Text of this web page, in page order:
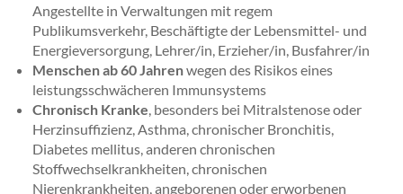
Angestellte in Verwaltungen mit regem
Publikumsverkehr, Beschäftigte der Lebensmittel- und
Energieversorgung, Lehrer/in, Erzieher/in, Busfahrer/in
Menschen ab 60 Jahrenwegen des Risikos eines
leistungsschwächeren Immunsystems
Chronisch Kranke, besonders bei Mitralstenose oder
Herzinsuffizienz, Asthma, chronischer Bronchitis,
Diabetes mellitus, anderen chronischen
Stoffwechselkrankheiten, chronischen
Nierenkrankheiten, angeborenen oder erworbenen